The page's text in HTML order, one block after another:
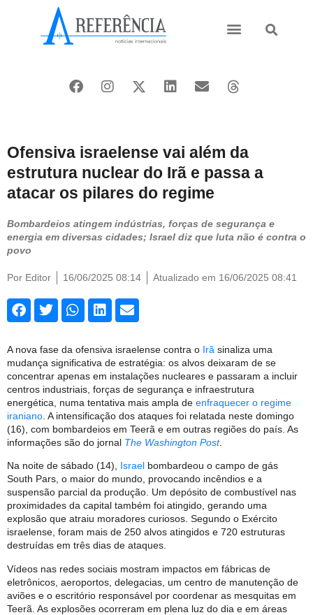
Ofensiva israelense vai além da
estrutura nuclear do Irã e passa a
atacar os pilares do regime
Bombardeios atingem indústrias, forças de segurança e
energia em diversas cidades; Israel diz que luta não é contra o
povo
Por Editor 16/06/2025 08:14 Atualizado em 16/06/2025 08:41
A nova fase da ofensiva israelense contra o Irã sinaliza uma
mudança significativa de estratégia: os alvos deixaram de se
concentrar apenas em instalações nucleares e passaram a incluir
centros industriais, forças de segurança e infraestrutura
energética, numa tentativa mais ampla de enfraquecer o regime
iraniano . A intensificação dos ataques foi relatada neste domingo
(16), com bombardeios em Teerã e em outras regiões do país. As
informações são do jornal The Washington Post.
Na noite de sábado (14), Israel bombardeou o campo de gás
South Pars, o maior do mundo, provocando incêndios e a
suspensão parcial da produção. Um depósito de combustível nas
proximidades da capital também foi atingido, gerando uma
explosão que atraiu moradores curiosos. Segundo o Exército
israelense, foram mais de 250 alvos atingidos e 720 estruturas
destruídas em três dias de ataques.
Vídeos nas redes sociais mostram impactos em fábricas de
eletrônicos, aeroportos, delegacias, um centro de manutenção de
aviões e o escritório responsável por coordenar as mesquitas em
Teerã. As explosões ocorreram em plena luz do dia e em áreas